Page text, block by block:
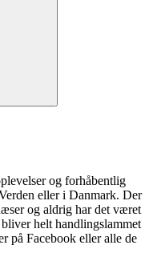
og forhåbentlig
eller i Danmark. Der
og aldrig har det været
helt handlingslammet
på Facebook eller alle de